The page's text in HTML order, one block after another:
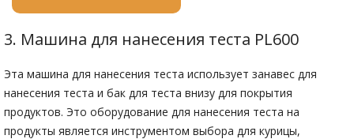
3. Машина для нанесения теста PL600
Эта машина для нанесения теста использует занавес для
нанесения теста и бак для теста внизу для покрытия
продуктов. Это оборудование для нанесения теста на
продукты является инструментом выбора для курицы,